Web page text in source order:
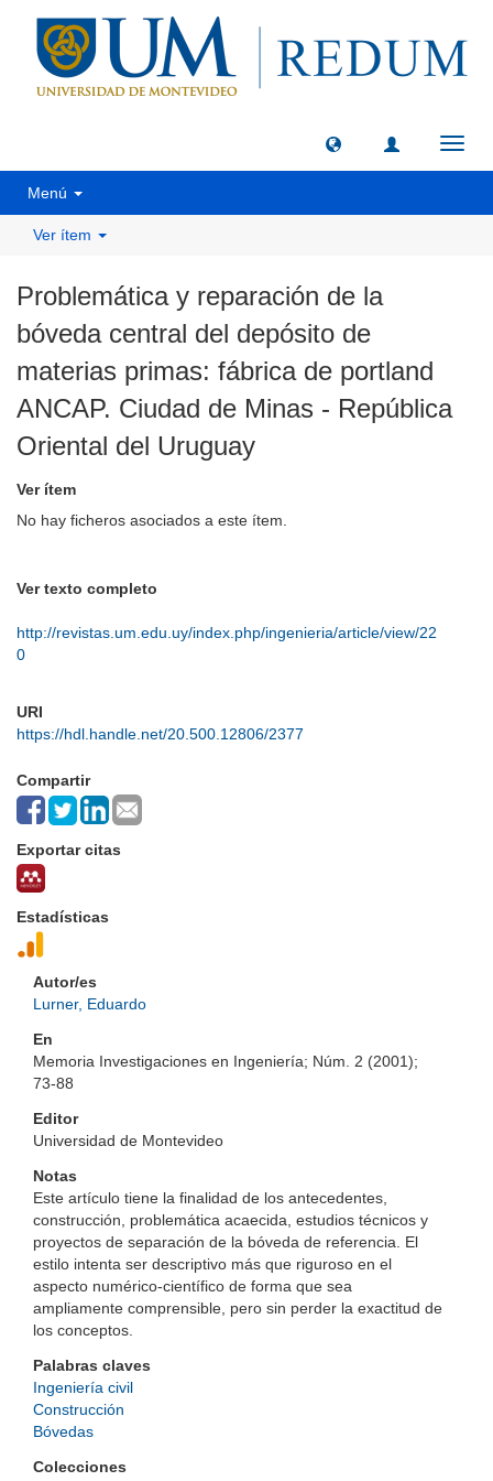
Menú
Ver ítem
Problemática y reparación de la
bóveda central del depósito de
materias primas: fábrica de portland
ANCAP. Ciudad de Minas - República
Oriental del Uruguay
Ver ítem
No hay ficheros asociados a este ítem.
Ver texto completo
http://revistas.um.edu.uy/index.php/ingenieria/article/view/22
0
URI
https://hdl.handle.net/20.500.12806/2377
Compartir
Exportar citas
Estadísticas
Autor/es
Lurner, Eduardo
En
Memoria Investigaciones en Ingeniería; Núm. 2 (2001);
73-88
Editor
Universidad de Montevideo
Notas
Este artículo tiene la finalidad de los antecedentes,
construcción, problemática acaecida, estudios técnicos y
proyectos de separación de la bóveda de referencia. El
estilo intenta ser descriptivo más que riguroso en el
aspecto numérico-científico de forma que sea
ampliamente comprensible, pero sin perder la exactitud de
los conceptos.
Palabras claves
Ingeniería civil
Construcción
Bóvedas
Colecciones